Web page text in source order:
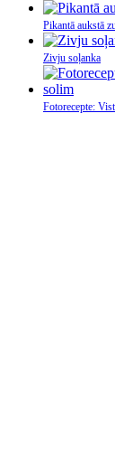
Pikantā aukstā
Zivju soļanka
Fotorecepte: